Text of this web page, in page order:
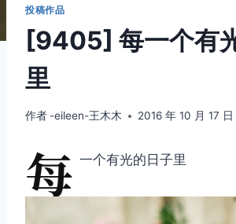
投稿作品
[9405] 每一个有
里
作者 -eileen-王木木 2016 年 10 月 17 日
每 一个有光的日子里